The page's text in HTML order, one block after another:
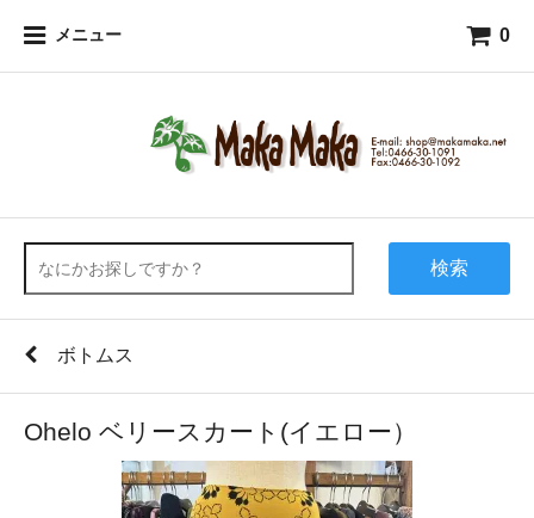
メニュー 0
検索
ボトムス
Ohelo ベリースカート(イエロー）